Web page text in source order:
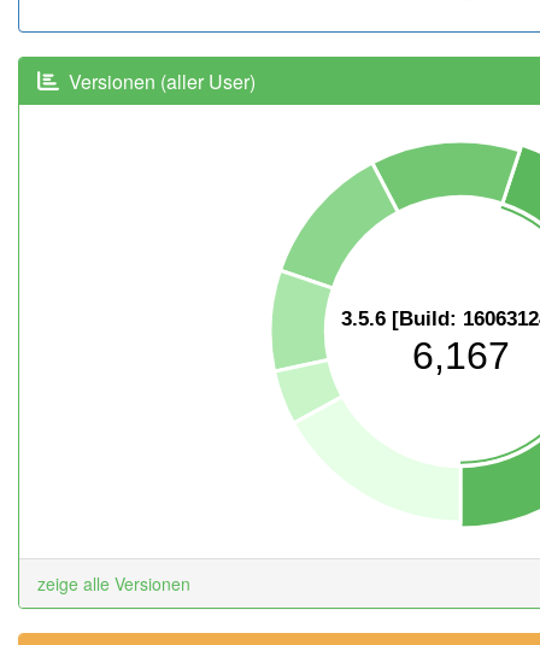
Versionen (aller User)
3.5.6 [Build:
6,167
zeige alle Versionen